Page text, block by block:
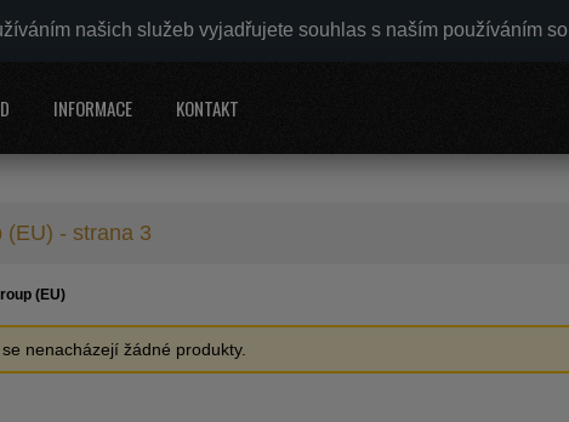
našich služeb vyjadřujete souhlas s naším používáním
INFORMACE KONTAKT
(EU) - strana 3
(EU)
nenacházejí žádné produkty.